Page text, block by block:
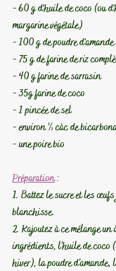
- 60 g d'huile de coco (ou
margarine végétale)
- 100 g de poudre
- 75 g de farine de riz
- 40 g farine de sarrasin
- 35g farine de coco
- 1 pincée de sel
- environ ½ càc de
- une poire bio
Préparation :
1. Battez le sucre et les œufs
blanchisse.
2. Rajoutez à ce mélange un
ingrédients, l’huile de coco
hiver), la poudre